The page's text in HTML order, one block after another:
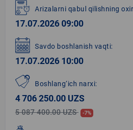
1
of
4
Arizalarni qabul qilishning
17.07.2026 09:00
Savdo boshlanish vaqti:
17.07.2026 10:00
Boshlang‘ich narxi:
4 706 250.00 UZS
5 087 400.00 UZS -7%